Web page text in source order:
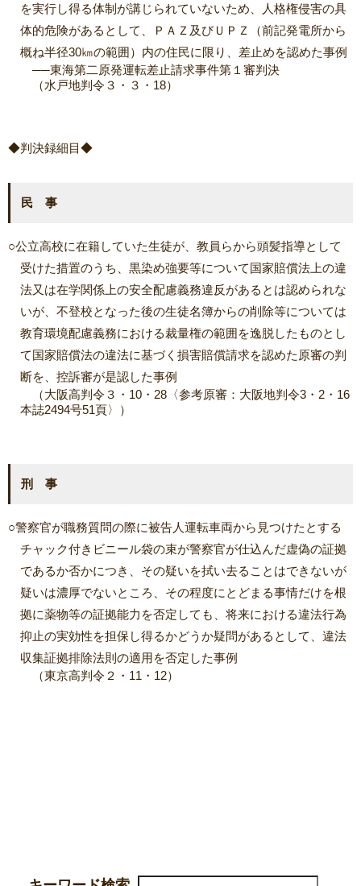
を実行し得る体制が講じられていないため、人格権侵害の具
体的危険があるとして、ＰＡＺ及びＵＰＺ（前記発電所から
概ね半径30㎞の範囲）内の住民に限り、差止めを認めた事例
──東海第二原発運転差止請求事件第１審判決
（水戸地判令３・３・18）
◆判決録細目◆
民 事
○公立高校に在籍していた生徒が、教員らから頭髪指導として
受けた措置のうち、黒染め強要等について国家賠償法上の違
法又は在学関係上の安全配慮義務違反があるとは認められな
いが、不登校となった後の生徒名簿からの削除等については
教育環境配慮義務における裁量権の範囲を逸脱したものとし
て国家賠償法の違法に基づく損害賠償請求を認めた原審の判
断を、控訴審が是認した事例
（大阪高判令３・10・28〈参考原審：大阪地判令3・2・16
本誌2494号51頁〉）
刑 事
○警察官が職務質問の際に被告人運転車両から見つけたとする
チャック付きビニール袋の束が警察官が仕込んだ虚偽の証拠
であるか否かにつき、その疑いを拭い去ることはできないが
疑いは濃厚でないところ、その程度にとどまる事情だけを根
拠に薬物等の証拠能力を否定しても、将来における違法行為
抑止の実効性を担保し得るかどうか疑問があるとして、違法
収集証拠排除法則の適用を否定した事例
（東京高判令２・11・12）